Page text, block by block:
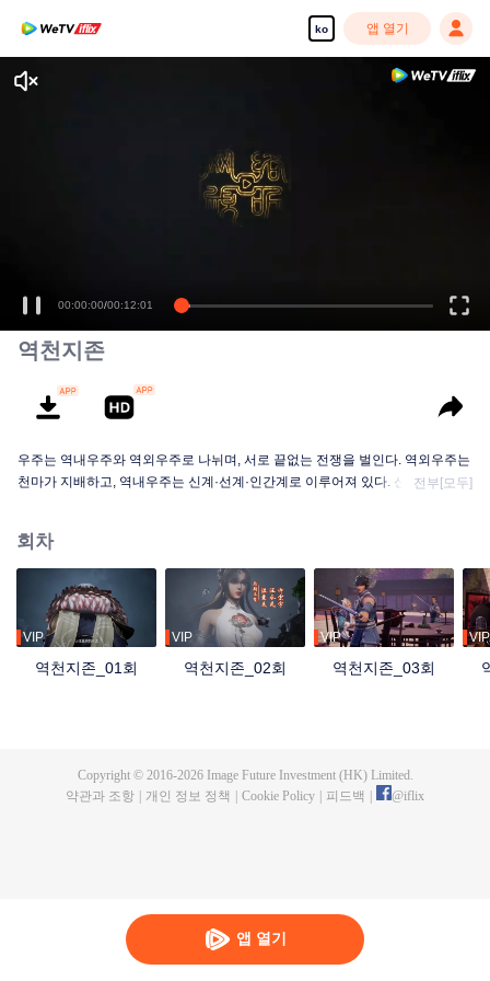
ko 앱 열기
앱 열기
00:00:00/00:12:01
역천지존
우주는 역내우주와 역외우주로 나뉘며, 서로 끝없는 전쟁을 벌인다. 역외우주는
천마가 지배하고, 역내우주는 신계·선계·인간계로 이루어져 있다. 신계의 지배
숨을 잃고, 만세윤회의 저주까지 받는다. 가족과 부하를 잃고, 나라를 빼앗겼으
며, 가장 아끼던 제자 영하천존마저 등을 돌린다. 이후 그는 윤회할 때마다 멸문
을 당하다가 마지막 생에서 담운으로 환생한다. 망월진 담가의 도련님 담운은
혼례 당일 약혼녀의 불륜을 목격하고 죽음 직전까지 몰리면서 전생의 기억을 각
성한다. 홍몽신태를 얻은 그는 폐물에서 절대적인 천재로 거듭나 전생의 공법으
옛 인연, 그리고 신계를 뒤흔든 배신의 진실까지…. 담운은 과연 모든 것을 되찾
전부[모두]
회차
VIP
역천지존_01회
VIP
역천지존_02회
VIP
역천지존_03회
VIP
Copyright © 2016-2026Image Future Investment (HK) Limited.
약관과 조항
개인 정보 정책 Cookie Policy 피드백 @iflix